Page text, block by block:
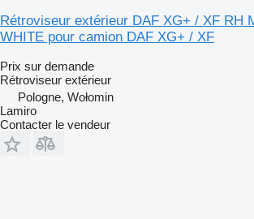
Rétroviseur extérieur DAF XG+ / XF RH
WHITE pour camion DAF XG+ / XF
Prix sur demande
Rétroviseur extérieur
Pologne, Wołomin
Lamiro
Contacter le vendeur